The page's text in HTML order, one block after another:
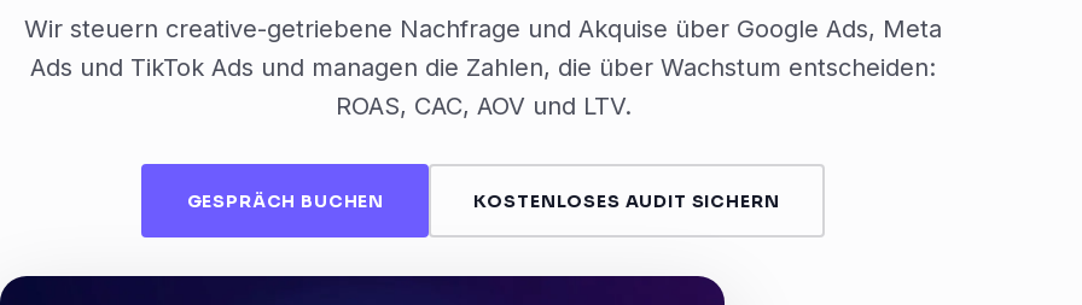
Wir steuern creative-getriebene Nachfrage und Akquise über Google Ads, Meta
Ads und TikTok Ads und managen die Zahlen, die über Wachstum entscheiden:
ROAS, CAC, AOV und LTV.
GESPRÄCH BUCHEN KOSTENLOSES AUDIT SICHERN